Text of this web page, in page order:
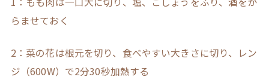
らませておく
2：菜の花は根元を切り、食べやすい大きさに切り、レン
ジ（600W）で2分30秒加熱する